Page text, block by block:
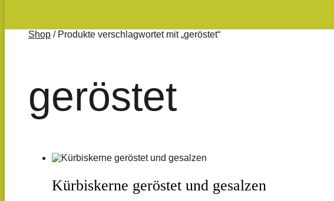
Shop / Produkte verschlagwortet mit „geröstet“
geröstet
Kürbiskerne geröstet und gesalzen